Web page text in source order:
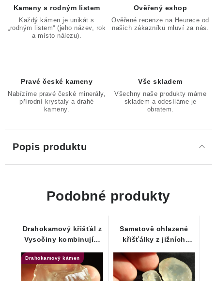
Kameny s rodným listem
Každý kámen je unikát s
„rodným listem“ (jeho název, rok
a místo nálezu).
Ověřený eshop
Ověřené recenze na Heurece od
našich zákazníků mluví za nás.
Pravé české kameny
Nabízíme pravé české minerály,
přírodní krystaly a drahé
kameny.
Vše skladem
Všechny naše produkty máme
skladem a odesíláme je
obratem.
Popis produktu
Podobné produkty
Drahokamový křišťál z
Vysočiny kombinující
ohlazený povrch
Drahokamový kámen
Sametově ohlazené
křišťálky z jižních